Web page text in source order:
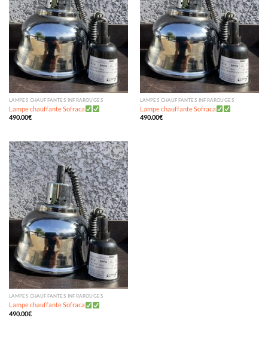
LAMPES CHAUFFANTES INFRAROUGES
Lampe chauffante Sofraca
490.00€
LAMPES CHAUFFANTES INFRAROUGES
Lampe chauffante Sofraca
490.00€
Ajouter
à ma
wishlist
LAMPES CHAUFFANTES INFRAROUGES
Lampe chauffante Sofraca
490.00€